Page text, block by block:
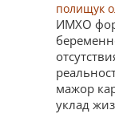
полищук
ИМХО
мажор
уклад